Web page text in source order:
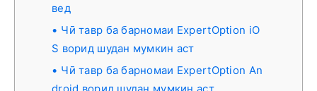
вед
Чӣ тавр ба барномаи ExpertOption iO
S ворид шудан мумкин аст
Чӣ тавр ба барномаи ExpertOption An
droid ворид шудан мумкин аст